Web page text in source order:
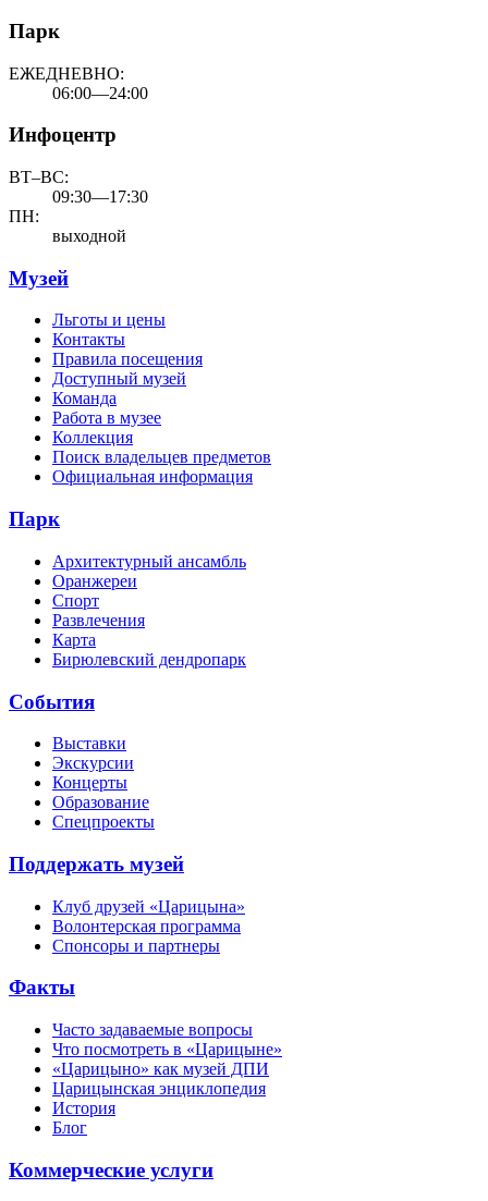
Парк
ЕЖЕДНЕВНО:
06:00—24:00
Инфоцентр
ВТ–ВС:
09:30—17:30
ПН:
выходной
Музей
Льготы и цены
Контакты
Правила посещения
Доступный музей
Команда
Работа в музее
Коллекция
Поиск владельцев предметов
Официальная информация
Парк
Архитектурный ансамбль
Оранжереи
Спорт
Развлечения
Карта
Бирюлевский дендропарк
События
Выставки
Экскурсии
Концерты
Образование
Спецпроекты
Поддержать музей
Клуб друзей «Царицына»
Волонтерская программа
Спонсоры и партнеры
Факты
Часто задаваемые вопросы
Что посмотреть в «Царицыне»
«Царицыно» как музей ДПИ
Царицынская энциклопедия
История
Блог
Коммерческие услуги